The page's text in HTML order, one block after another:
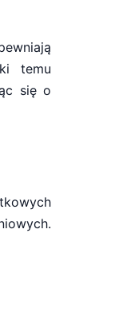
temu
się o